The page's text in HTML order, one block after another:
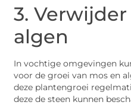
3.
algen
In vochtige omgevingen
voor de groei van mos en
deze plantengroei
deze de steen kunnen